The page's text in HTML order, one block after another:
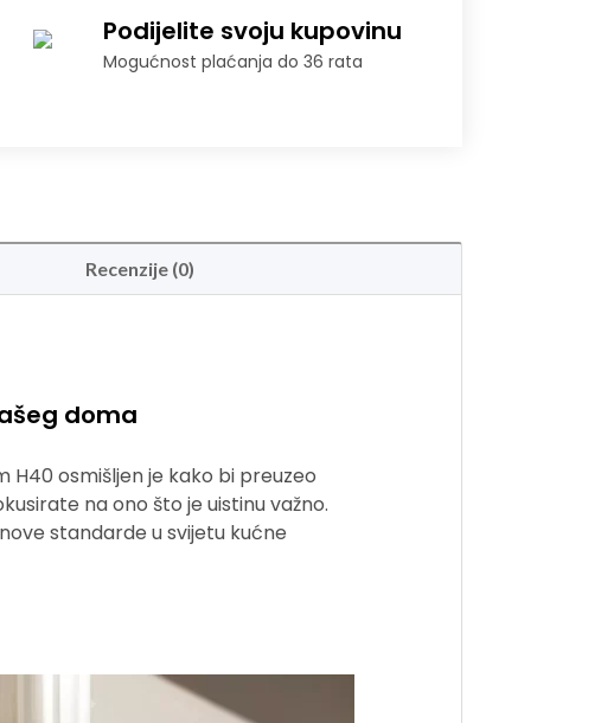
Podijelite svoju kupovinu
Mogućnost plaćanja do 36 rata
Recenzije (0)
doma
H40 osmišljen je kako bi preuzeo
na ono što je uistinu važno.
standarde u svijetu kućne